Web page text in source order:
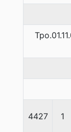
4427 1